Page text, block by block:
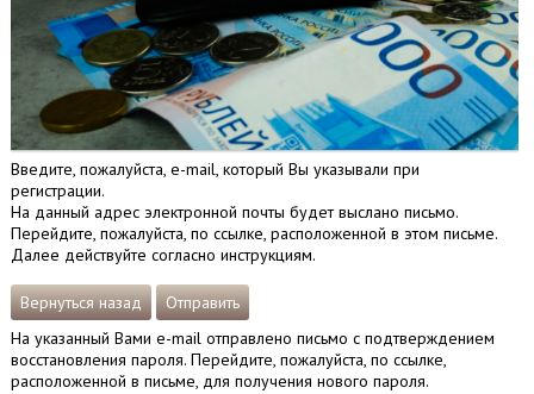
Введите, пожалуйста, e-mail, который Вы указывали при
регистрации.
На данный адрес электронной почты будет выслано письмо.
Перейдите, пожалуйста, по ссылке, расположенной в этом письме.
Далее действуйте согласно инструкциям.
Вернуться назад
Отправить
На указанный Вами e-mail отправлено письмо с подтверждением
восстановления пароля. Перейдите, пожалуйста, по ссылке,
расположенной в письме, для получения нового пароля.